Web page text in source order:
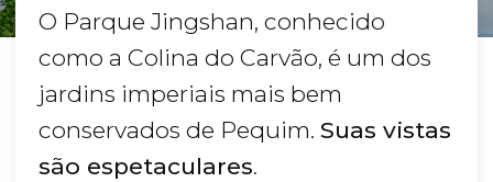
O Parque Jingshan, conhecido
como a Colina do Carvão, é um dos
jardins imperiais mais bem
conservados de Pequim. Suas vistas
são espetaculares.